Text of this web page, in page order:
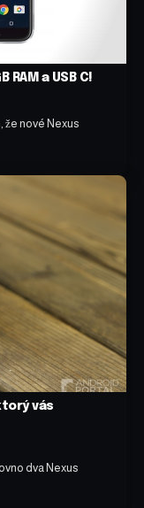
RAM a USB C!
že nové Nexus
vás
dva Nexus